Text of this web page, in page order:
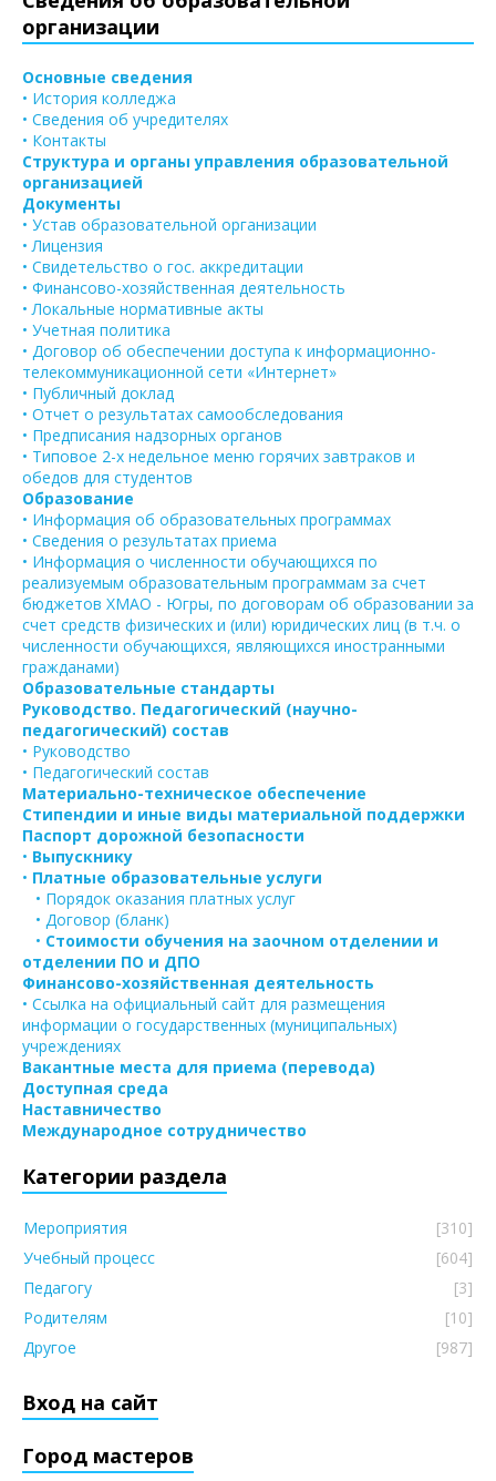
организации
Основные сведения
• История колледжа
• Сведения об учредителях
• Контакты
Структура и органы управления образовательной
организацией
Документы
• Устав образовательной организации
• Лицензия
• Свидетельство о гос. аккредитации
• Финансово-хозяйственная деятельность
• Локальные нормативные акты
• Учетная политика
• Договор об обеспечении доступа к информационно-
телекоммуникационной сети «Интернет»
• Публичный доклад
• Отчет о результатах самообследования
• Предписания надзорных органов
• Типовое 2-х недельное меню горячих завтраков и
обедов для студентов
Образование
• Информация об образовательных программах
• Сведения о результатах приема
• Информация о численности обучающихся по
реализуемым образовательным программам за счет
бюджетов ХМАО - Югры, по договорам об образовании за
счет средств физических и (или) юридических лиц (в т.ч. о
численности обучающихся, являющихся иностранными
гражданами)
Образовательные стандарты
Руководство. Педагогический (научно-
педагогический) состав
• Руководство
• Педагогический состав
Материально-техническое обеспечение
Стипендии и иные виды материальной поддержки
Паспорт дорожной безопасности
• Выпускнику
• Платные образовательные услуги
• Порядок оказания платных услуг
• Договор (бланк)
• Стоимости обучения на заочном отделении и
отделении ПО и ДПО
Финансово-хозяйственная деятельность
• Ссылка на официальный сайт для размещения
информации о государственных (муниципальных)
учреждениях
Вакантные места для приема (перевода)
Доступная среда
Наставничество
Международное сотрудничество
Категории раздела
Мероприятия
[310]
Учебный процесс
[604]
Педагогу
[3]
Родителям
[10]
Другое
[987]
Вход на сайт
Город мастеров